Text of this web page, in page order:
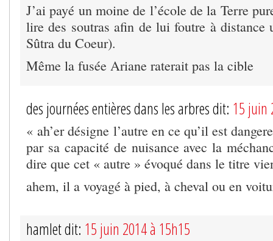
J’ai payé un moine de l’école de la Terre
lire des soutras afin de lui foutre à distance
Sûtra du Coeur).
Même la fusée Ariane raterait pas la cible
des journées entières dans les arbres dit: 15 juin
« ah’er désigne l’autre en ce qu’il est
par sa capacité de nuisance avec la
dire que cet « autre » évoqué dans le titre
ahem, il a voyagé à pied, à cheval ou en
hamlet dit: 15 juin 2014 à 15h15